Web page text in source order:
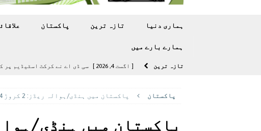
ہماری دنیا تازہ ترين پاکستان
ہمارے بارے ميں
تازہ ترين [ اگست 4, 2026 ] سی ڈی اے نے کرکٹ اسٹیڈیم پر
[ اگست 3, 2026 ] سام سنگ گلیکسی ایس 27 الٹرا سے ایک کیمرا ہٹا دے گا.
فیصل قریشی کا مطالبہ: غیر
پاکستان پاکستان میں ہنڈی/ہوالہ ریڈز: 2 کروڑ 4 لاکھ روپے، ڈالر اور درہم برآمد